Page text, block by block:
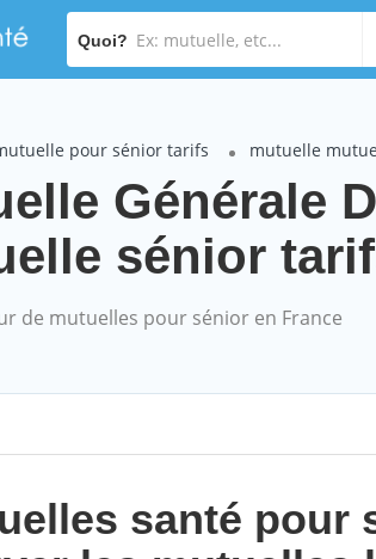
Quoi?
pour sénior tarifs mutuelle
Générale
sénior
de mutuelles pour sénior en France
santé pour